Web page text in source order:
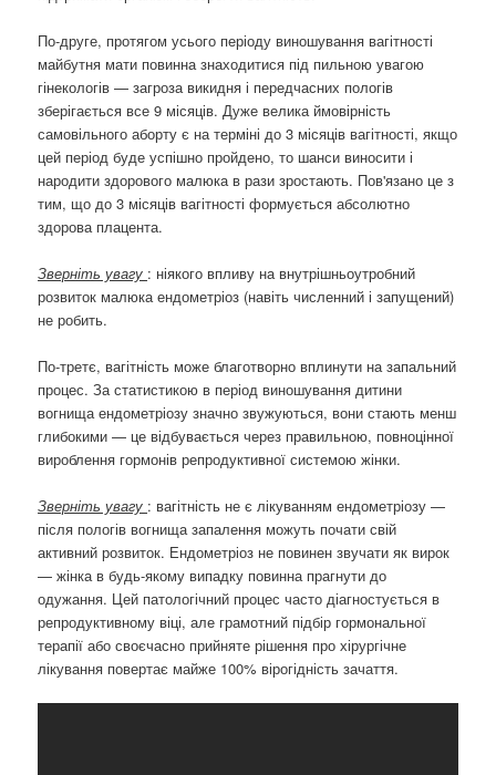
По-друге, протягом усього періоду виношування вагітності
майбутня мати повинна знаходитися під пильною увагою
гінекологів — загроза викидня і передчасних пологів
зберігається все 9 місяців. Дуже велика ймовірність
самовільного аборту є на терміні до 3 місяців вагітності, якщо
цей період буде успішно пройдено, то шанси виносити і
народити здорового малюка в рази зростають. Пов'язано це з
тим, що до 3 місяців вагітності формується абсолютно
здорова плацента.
Зверніть увагу : ніякого впливу на внутрішньоутробний
розвиток малюка ендометріоз (навіть численний і запущений)
не робить.
По-третє, вагітність може благотворно вплинути на запальний
процес. За статистикою в період виношування дитини
вогнища ендометріозу значно звужуються, вони стають менш
глибокими — це відбувається через правильною, повноцінної
вироблення гормонів репродуктивної системою жінки.
Зверніть увагу : вагітність не є лікуванням ендометріозу —
після пологів вогнища запалення можуть почати свій
активний розвиток. Ендометріоз не повинен звучати як вирок
— жінка в будь-якому випадку повинна прагнути до
одужання. Цей патологічний процес часто діагностується в
репродуктивному віці, але грамотний підбір гормональної
терапії або своєчасно прийняте рішення про хірургічне
лікування повертає майже 100% вірогідність зачаття.